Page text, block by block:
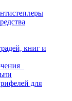
книг и
для